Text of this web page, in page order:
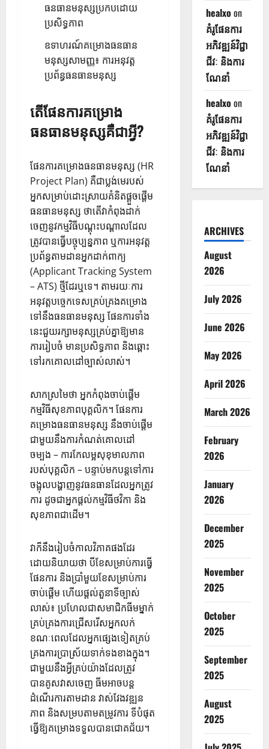
ធនធានមនុស្សប្រកបដោយ
ប្រសិទ្ធភាព
ឧទាហរណ៍គម្រោងធនធាន
មនុស្សសាមញ្ញ៖ ការអនុវត្ត
ប្រព័ន្ធធនធានមនុស្ស
តើផែនការគម្រោង
ធនធានមនុស្សគឺជាអ្វី?
ផែនការគម្រោងធនធានមនុស្ស (HR
Project Plan) គឺជាប្លង់មេរបស់
អ្នកសម្រាប់ដោះស្រាយគំនិតផ្តួចផ្តើម
ធនធានមនុស្ស ថាតើវាកំពុងដាក់
ចេញនូវកម្មវិធីបណ្តុះបណ្តាលដែល
ត្រូវបានធ្វើបច្ចុប្បន្នភាព ឬការអនុវត្ត
ប្រព័ន្ធតាមដានអ្នកដាក់ពាក្យ
(Applicant Tracking System
– ATS) ថ្មីដែរឬទេ។ តាមរយៈការ
អនុវត្តបច្ចេកទេសគ្រប់គ្រងគម្រោង
ទៅនឹងធនធានមនុស្ស ផែនការទាំង
នេះជួយរក្សាមនុស្សគ្រប់គ្នាឱ្យមាន
ការរៀបចំ មានប្រសិទ្ធភាព និងឆ្ពោះ
ទៅរកគោលដៅច្បាស់លាស់។
សាកស្រមៃថា អ្នកកំពុងចាប់ផ្តើម
កម្មវិធីសុខភាពបុគ្គលិក។ ផែនការ
គម្រោងធនធានមនុស្ស នឹងចាប់ផ្តើម
ជាមួយនឹងការកំណត់គោលដៅ
ចម្បង – ការកែលម្អសុខុមាលភាព
របស់បុគ្គលិក – បន្ទាប់មកបន្តទៅការ
ចង្អុលបង្ហាញនូវធនធានដែលអ្នកត្រូវ
ការ ដូចជាអ្នកផ្តល់កម្មវិធីថវិកា និង
សុខភាពជាដើម។
វាក៏នឹងរៀបចំកាលវិភាគផងដែរ
ដោយនិយាយថា បីខែសម្រាប់ការធ្វើ
ផែនការ និងប្រាំមួយខែសម្រាប់ការ
ចាប់ផ្តើម ហើយផ្តល់តួនាទីច្បាស់
លាស់៖ ប្រហែលជាសមាជិកធីមម្នាក់
គ្រប់គ្រងការជ្រើសរើសអ្នកលក់
ខណៈពេលដែលអ្នកផ្សេងទៀតគ្រប់
គ្រងការប្រាស្រ័យទាក់ទងខាងក្នុង។
ជាមួយនឹងអ្វីគ្រប់យ៉ាងដែលត្រូវ
បានគូសវាសចេញ ធីមអាចបន្ត
ដំណើរការតាមដាន វាស់វែងវឌ្ឍន
ភាព និងសម្របតាមតម្រូវការ ទីបំផុត
ធ្វើឱ្យគម្រោងទទួលបានជោគជ័យ។
healxoon
គំរូផែនការ
អភិវឌ្ឍន៍វិជ្ជា
ជីវៈ និងការ
ណែនាំ
healxoon
គំរូផែនការ
អភិវឌ្ឍន៍វិជ្ជា
ជីវៈ និងការ
ណែនាំ
ARCHIVES
August
2026
July 2026
June 2026
May 2026
April 2026
March 2026
February
2026
January
2026
December
2025
November
2025
October
2025
September
2025
August
2025